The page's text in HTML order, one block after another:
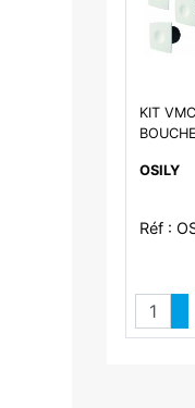
KIT
OSILY
Réf :